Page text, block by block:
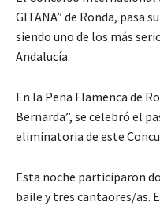
GITANA” de Ronda, pasa
siendo uno de los más
Andalucía.
En la Peña Flamenca de
Bernarda”, se celebró el
eliminatoria de este
Esta noche participaron
baile y tres cantaores/as.